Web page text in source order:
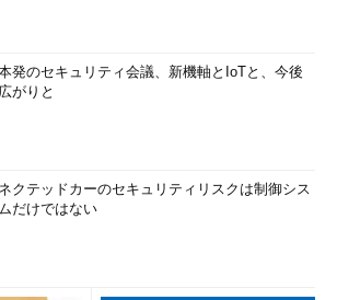
発のセキュリティ会議、新機軸とIoTと、今後
がりと
クテッドカーのセキュリティリスクは制御シス
だけではない